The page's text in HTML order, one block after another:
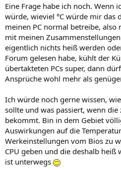
Eine Frage habe ich noch. Wenn
würde, wieviel °C würde mir das
meinen PC normal betreibe,
mit meinen
eigentlich nichts heiß werden
Forum gelesen habe, kühlt der
übertakteten PCs super, dann
Ansprüche wohl mehr als
Ich würde noch gerne wissen,
sollte und was passiert, wenn
bekommt. Bin in dem Gebiet
Auswirkungen auf die
Werkeinstellungen vom Bios zu
CPU geben und die deshalb heiß
ist unterwegs